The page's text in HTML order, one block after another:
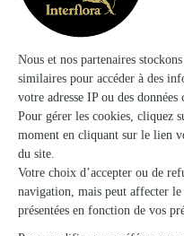
les avis de la
Livraison de
autour : les villes
réseau Interflora
FLEURISTE Montgenèvre